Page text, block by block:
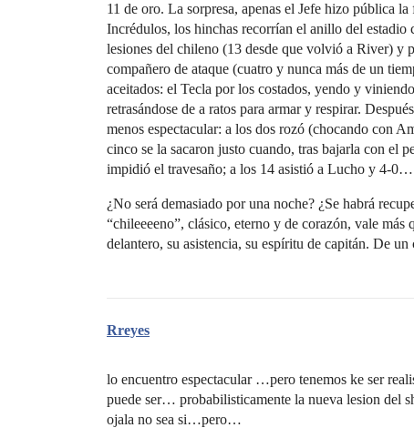
11 de oro. La sorpresa, apenas el Jefe hizo pública
Incrédulos, los hinchas recorrían el anillo del
lesiones del chileno (13 desde que volvió a River) y
compañero de ataque (cuatro y nunca más de un
aceitados: el Tecla por los costados, yendo y
retrasándose de a ratos para armar y respirar.
menos espectacular: a los dos rozó (chocando con
cinco se la sacaron justo cuando, tras bajarla con el
impidió el travesaño; a los 14 asistió a Lucho y 4-0…
¿No será demasiado por una noche? ¿Se habrá
“chileeeeno”, clásico, eterno y de corazón, vale
delantero, su asistencia, su espíritu de capitán. De
Rreyes
lo encuentro espectacular …pero tenemos ke ser
puede ser… probabilisticamente la nueva lesion
ojala no sea si…pero…